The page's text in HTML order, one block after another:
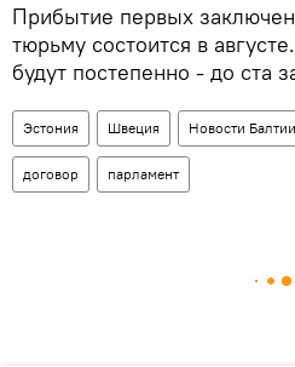
Прибытие первых
тюрьму состоится в
будут постепенно - до ста
Эстония Швеция Новости Балтии
договор парламент